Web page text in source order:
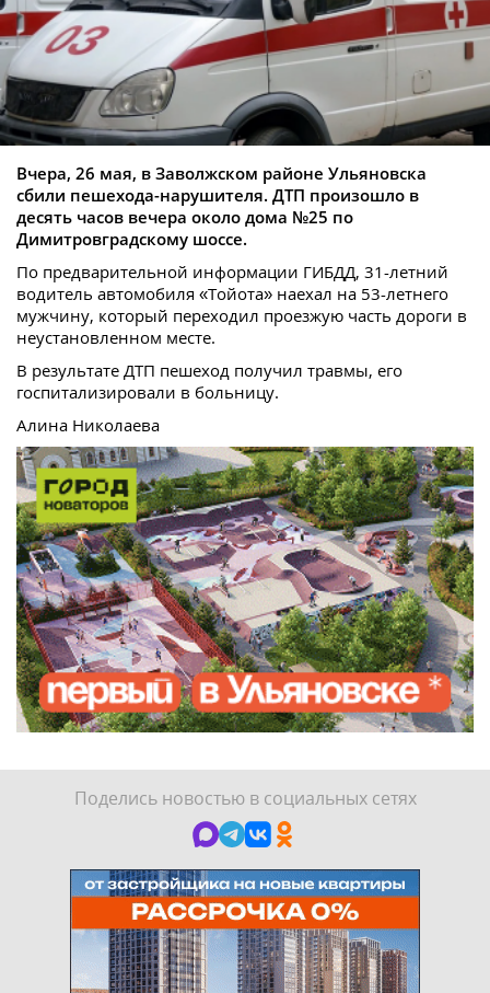
Вчера, 26 мая, в Заволжском районе Ульяновска
сбили пешехода-нарушителя. ДТП произошло в
десять часов вечера около дома №25 по
Димитровградскому шоссе.
По предварительной информации ГИБДД, 31-летний
водитель автомобиля «Тойота» наехал на 53-летнего
мужчину, который переходил проезжую часть дороги в
неустановленном месте.
В результате ДТП пешеход получил травмы, его
госпитализировали в больницу.
Алина Николаева
Поделись новостью в социальных сетях